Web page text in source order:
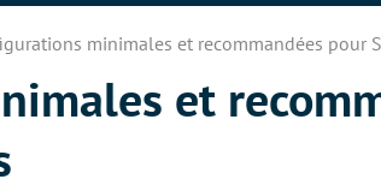
minimales et recommandées pour
et